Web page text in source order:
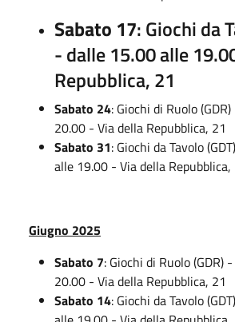
Sabato 17: Giochi da
- dalle 15.00 alle
Repubblica, 21
Sabato 24: Giochi di Ruolo
20.00 - Via della Repubblica, 21
Sabato 31: Giochi da Tavolo
alle 19.00 - Via della Repubblica,
Giugno 2025
Sabato 7: Giochi di Ruolo (GDR)
20.00 - Via della Repubblica, 21
Sabato 14: Giochi da Tavolo